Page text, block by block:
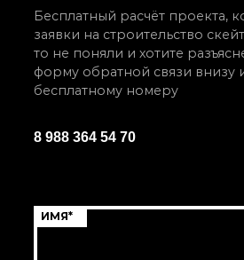
Бесплатный расчёт проекта,
заявки на строительство
то не поняли и хотите
форму обратной связи внизу
бесплатному номеру
8 988 364 54 70
ИМЯ*